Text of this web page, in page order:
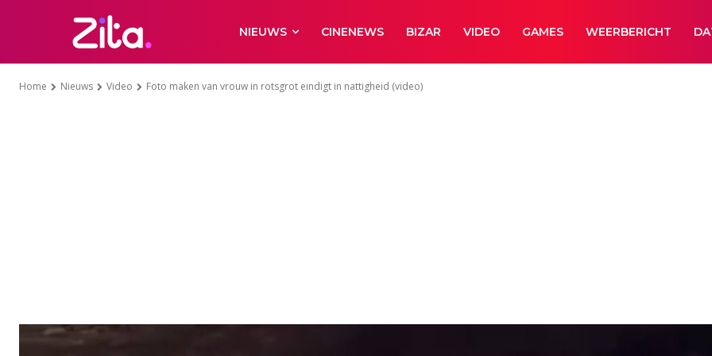
NIEUWS CINENEWS BIZAR VIDEO GAMES WEERBERICHT
Home Nieuws Video Foto maken van vrouw in rotsgrot eindigt in nattigheid (video)